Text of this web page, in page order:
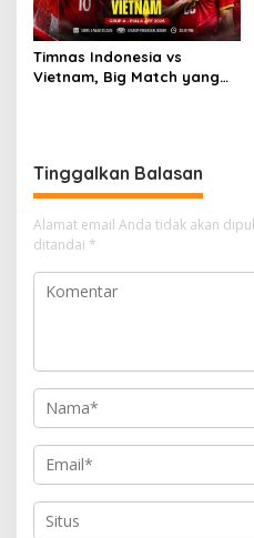
Timnas Indonesia vs
Vietnam, Big Match yang
Tinggalkan Balasan
Alamat email Anda tidak akan
ditandai *